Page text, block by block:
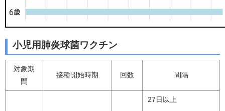
小児用肺炎球菌ワクチン
対象期
間
接種開始時期 回数 間隔
27日以上